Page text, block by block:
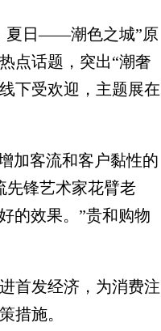
夏日——潮色之城”原
点话题，突出“潮奢
下受欢迎，主题展在
加客流和客户黏性的
先锋艺术家花臂老
的效果。”贵和购物
首发经济，为消费注
措施。